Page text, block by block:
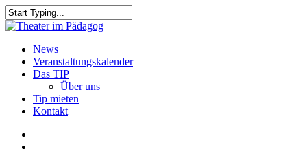
Skip
to
content
Close
search
Menu
News
Veranstaltungskalender
Das TIP
Über uns
Tip mieten
Kontakt